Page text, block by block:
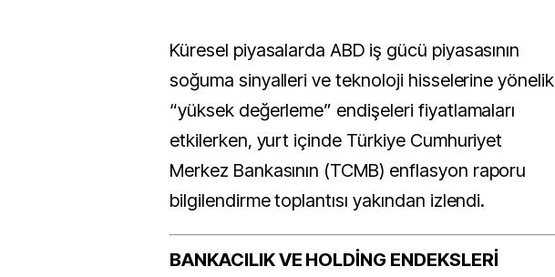
Küresel piyasalarda ABD iş gücü piyasasının
soğuma sinyalleri ve teknoloji hisselerine yönelik
“yüksek değerleme” endişeleri fiyatlamaları
etkilerken, yurt içinde Türkiye Cumhuriyet
Merkez Bankasının (TCMB) enflasyon raporu
bilgilendirme toplantısı yakından izlendi.
BANKACILIK VE HOLDİNG ENDEKSLERİ